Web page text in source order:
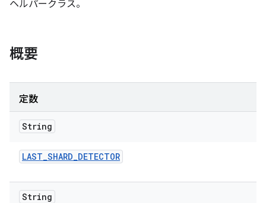
ヘルパークラス。
概要
定数
String
LAST_SHARD_DETECTOR
String